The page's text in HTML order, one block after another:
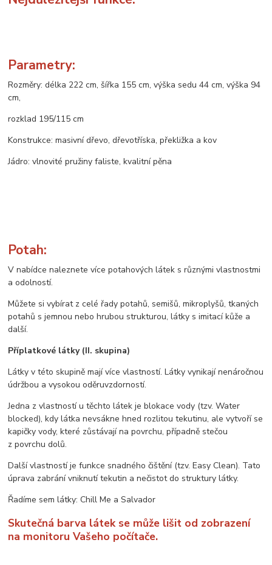
Parametry:
Rozměry: délka 222 cm, šířka 155 cm, výška sedu 44 cm, výška 94
cm,
rozklad 195/115 cm
Konstrukce: masivní dřevo, dřevotříska, překližka a kov
Jádro: vlnovité pružiny faliste, kvalitní pěna
Potah:
V nabídce naleznete více potahových látek s různými vlastnostmi
a odolností.
Můžete si vybírat z celé řady potahů, semišů, mikroplyšů, tkaných
potahů s jemnou nebo hrubou strukturou, látky s imitací kůže a
další.
Příplatkové látky (II. skupina)
Látky v této skupině mají více vlastností. Látky vynikají nenáročnou
údržbou a vysokou oděruvzdorností.
Jedna z vlastností u těchto látek je blokace vody (tzv. Water
blocked), kdy látka nevsákne hned rozlitou tekutinu, ale vytvoří se
kapičky vody, které zůstávají na povrchu, případně stečou
z povrchu dolů.
Další vlastností je funkce snadného čištění (tzv. Easy Clean). Tato
úprava zabrání vniknutí tekutin a nečistot do struktury látky.
Řadíme sem látky: Chill Me a Salvador
Skutečná barva látek se může lišit od zobrazení
na monitoru Vašeho počítače.